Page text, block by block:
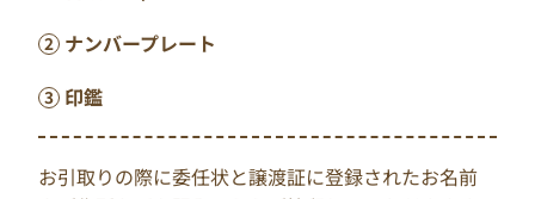
ナンバープレート
印鑑
お引取りの際に委任状と譲渡証に登録されたお名前